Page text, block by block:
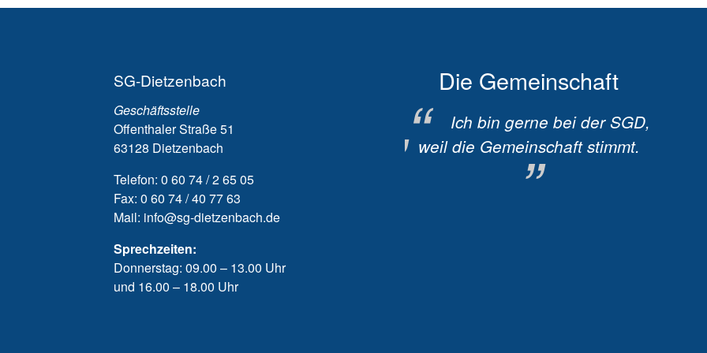
SG-Dietzenbach
Geschäftsstelle
Offenthaler Straße 51
63128 Dietzenbach
Telefon: 0 60 74 / 2 65 05
Fax: 0 60 74 / 40 77 63
Mail: info@sg-dietzenbach.de
Sprechzeiten:
Donnerstag: 09.00 – 13.00 Uhr
und 16.00 – 18.00 Uhr
Zum Wohlfühlen
Ich bin gerne bei der SGD,
weil mein Kind sich wohlfühlt.
Die Gemeinschaft
Ich bin gerne bei der SGD,
weil die Gemeinschaft stimmt.